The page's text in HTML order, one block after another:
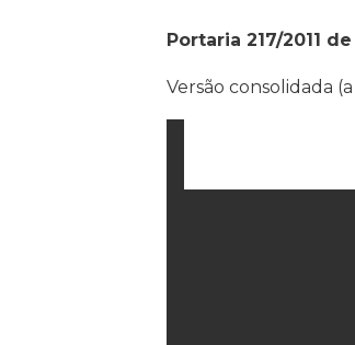
Portaria 217/2011
Versão consolidada